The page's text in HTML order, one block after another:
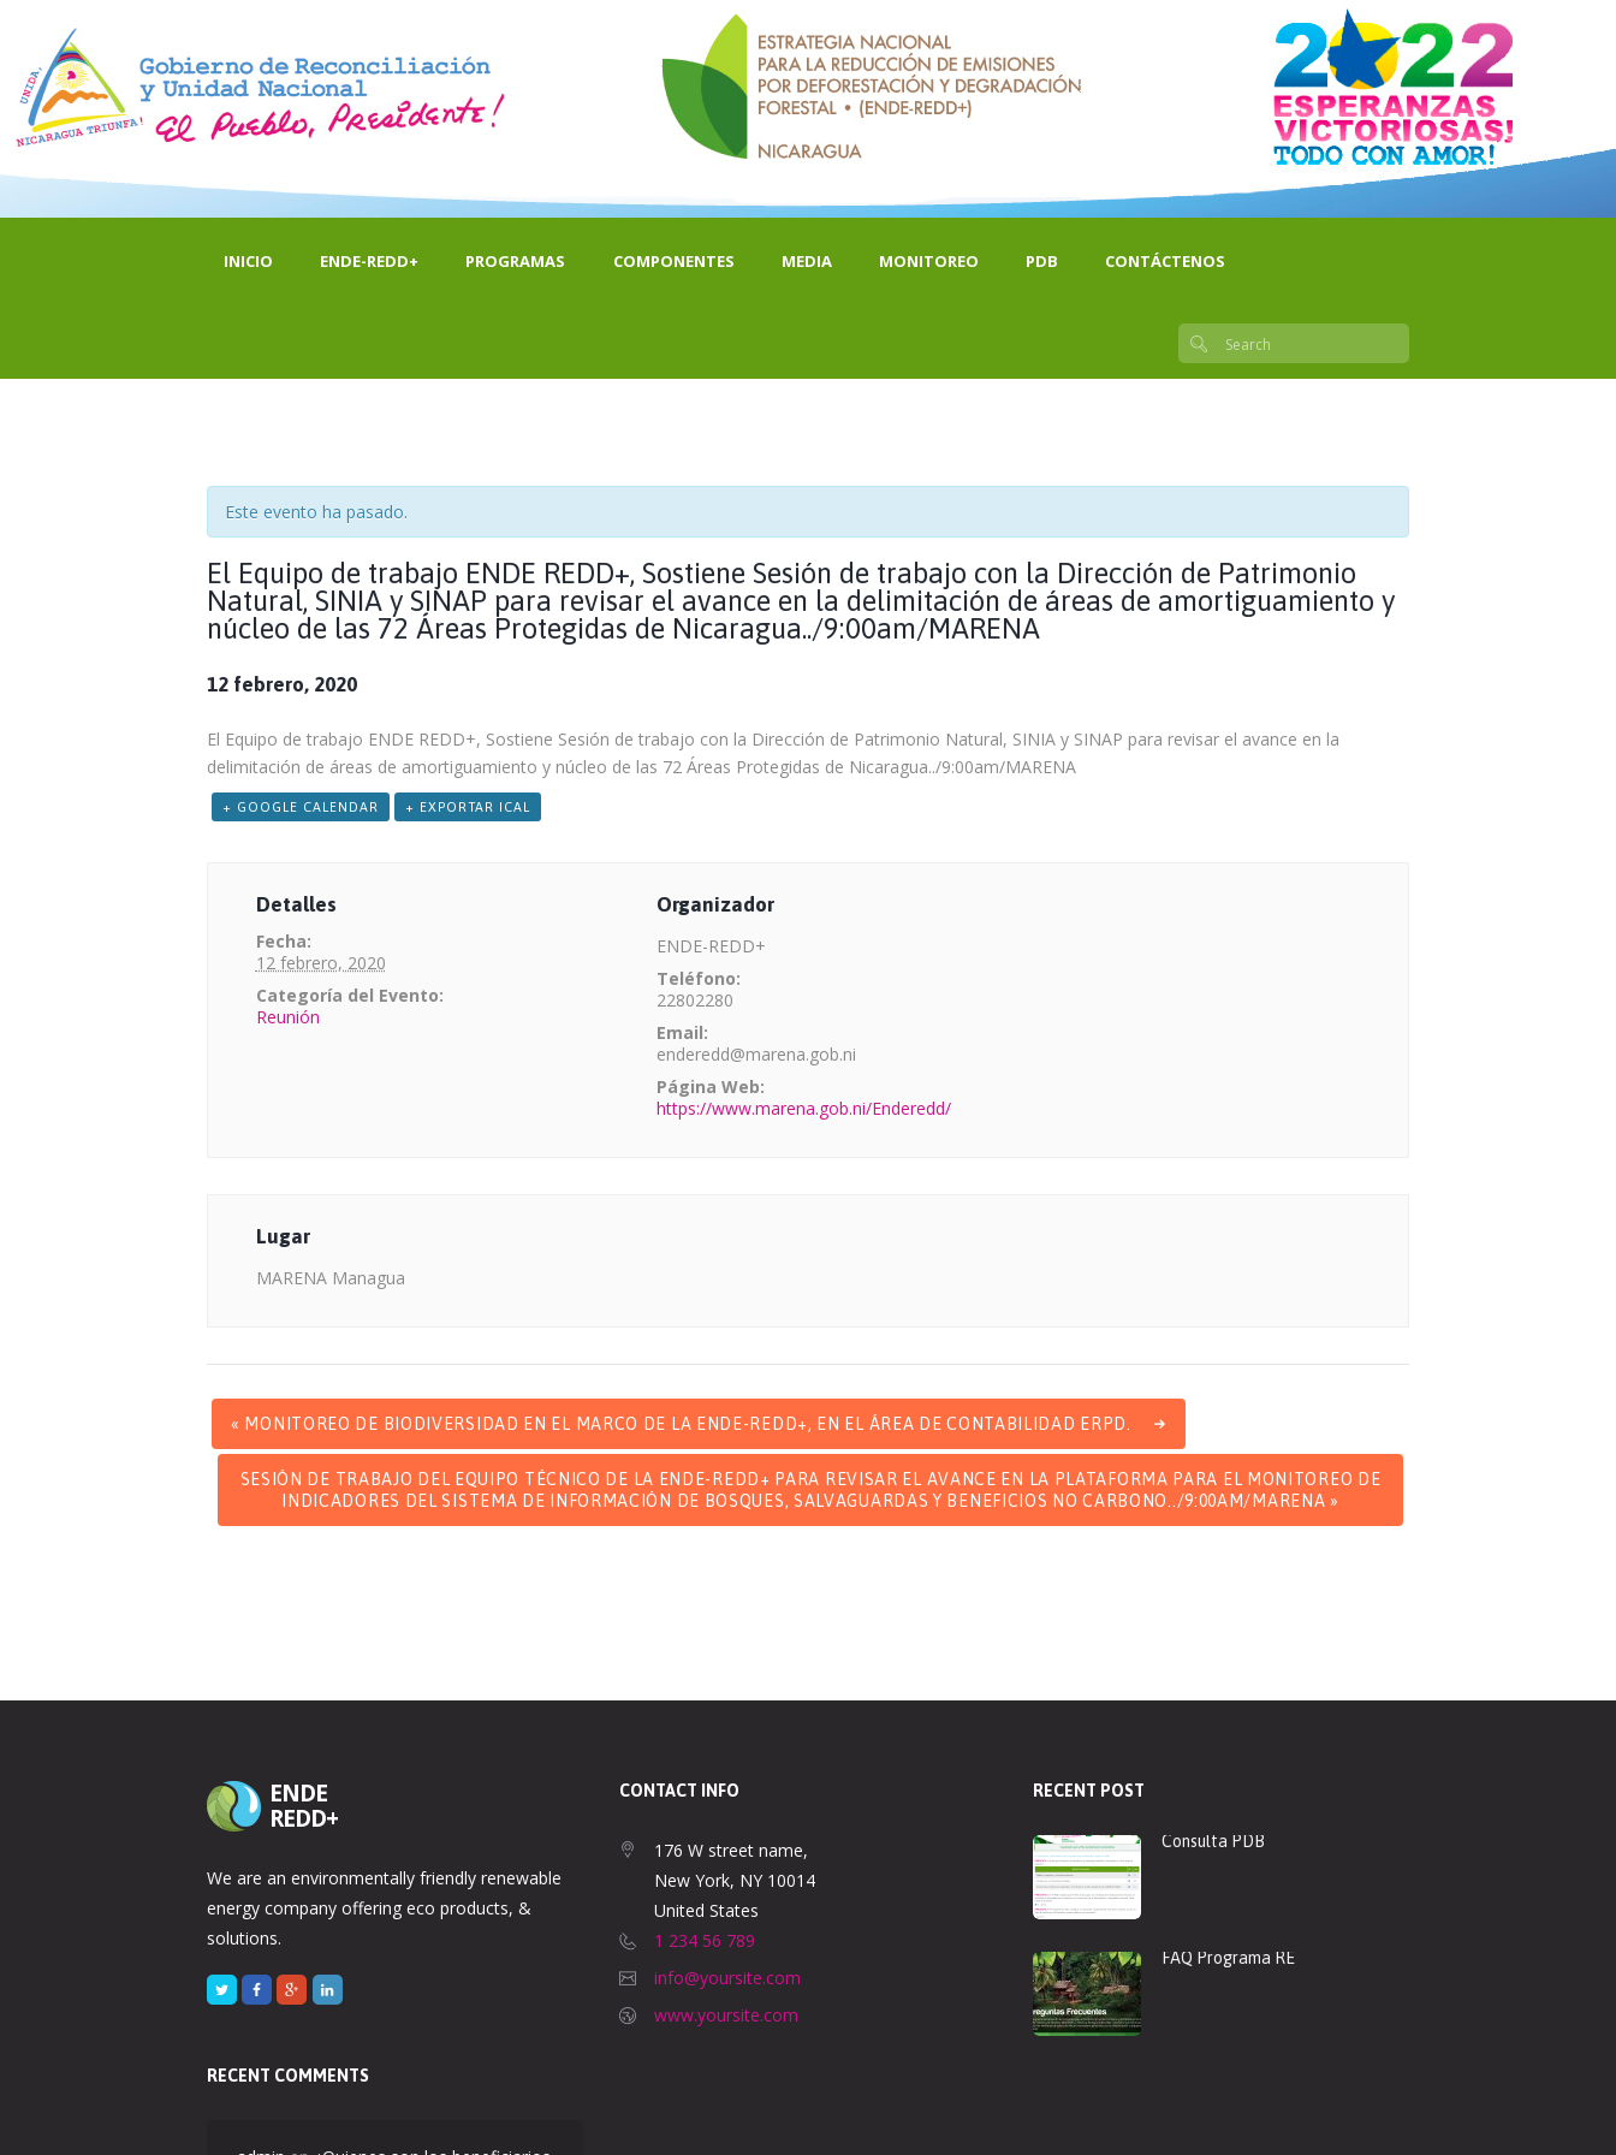
INICIO ENDE-REDD+ PROGRAMAS COMPONENTES MEDIA MONITOREO PDB CONTÁCTENOS
Este evento ha pasado.
El Equipo de trabajo ENDE REDD+, Sostiene Sesión de trabajo con la Dirección de Patrimonio
Natural, SINIA y SINAP para revisar el avance en la delimitación de áreas de amortiguamiento y
núcleo de las 72 Áreas Protegidas de Nicaragua../9:00am/MARENA
12 febrero, 2020
El Equipo de trabajo ENDE REDD+, Sostiene Sesión de trabajo con la Dirección de Patrimonio Natural, SINIA y SINAP para revisar el avance en la
delimitación de áreas de amortiguamiento y núcleo de las 72 Áreas Protegidas de Nicaragua../9:00am/MARENA
+ GOOGLE CALENDAR + EXPORTAR ICAL
Detalles
Fecha:
12 febrero, 2020
Categoría del Evento:
Reunión
Organizador
ENDE-REDD+
Teléfono:
22802280
Email:
enderedd@marena.gob.ni
Página Web:
https://www.marena.gob.ni/Enderedd/
Lugar
MARENA Managua
« MONITOREO DE BIODIVERSIDAD EN EL MARCO DE LA ENDE-REDD+, EN EL ÁREA DE CONTABILIDAD ERPD.
SESIÓN DE TRABAJO DEL EQUIPO TÉCNICO DE LA ENDE-REDD+ PARA REVISAR EL AVANCE EN LA PLATAFORMA PARA EL MONITOREO DE
INDICADORES DEL SISTEMA DE INFORMACIÓN DE BOSQUES, SALVAGUARDAS Y BENEFICIOS NO CARBONO../9:00AM/MARENA »
ENDE
REDD+
We are an environmentally friendly renewable
energy company offering eco products, &
solutions.
CONTACT INFO
176 W street name,
New York, NY 10014
United States
1 234 56 789
info@yoursite.com
www.yoursite.com
RECENT POST
Consulta PDB
FAQ Programa RE
RECENT COMMENTS